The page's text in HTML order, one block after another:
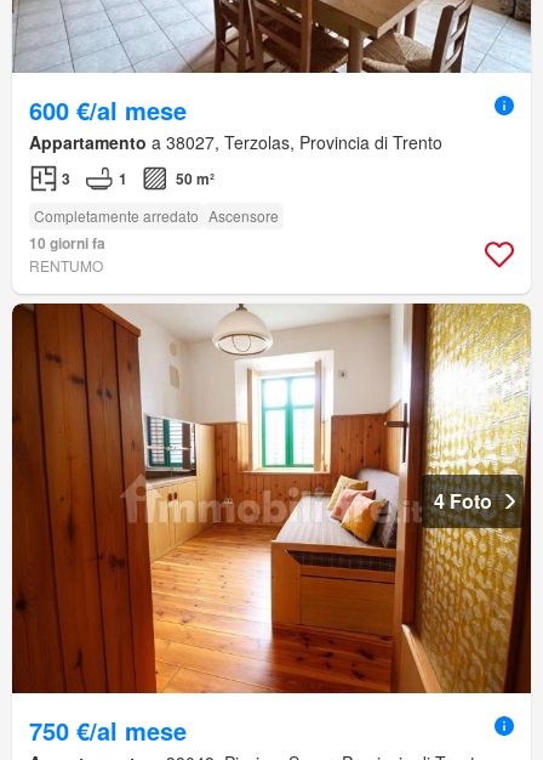
600 €/al mese
Appartamento a 38027, Terzolas, Provincia di Trento
3 1 50 m²
Completamente arredato Ascensore
10 giorni fa
RENTUMO
4 Foto
750 €/al mese